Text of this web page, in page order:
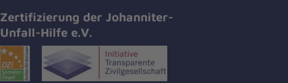
Zertifizierung der Johanniter-
Unfall-Hilfe e.V.